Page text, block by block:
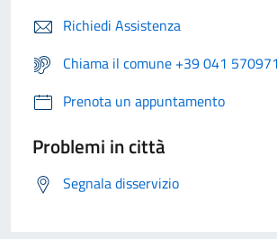
Richiedi Assistenza
Chiama il comune +39 041
Prenota un appuntamento
Problemi in città
Segnala disservizio